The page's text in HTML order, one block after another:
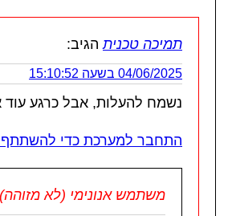
תמיכה טכנית הגיב:
04/06/2025 בשעה 15:10:52
נשמח להעלות, אבל כרגע עוד
התחבר למערכת כדי להשתתף
משתמש אנונימי (לא מזוהה)